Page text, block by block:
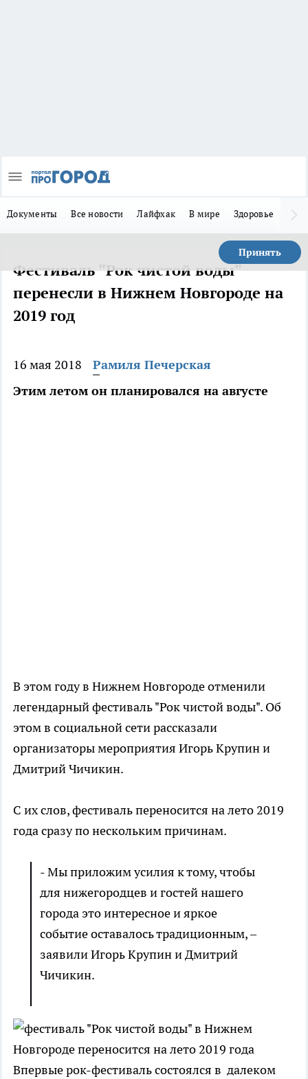
Документы Все новости Лайфхак В мире Здоровье
Принять
Фестиваль "Рок чистой воды"
перенесли в Нижнем Новгороде на
2019 год
16 мая 2018
Рамиля Печерская
Этим летом он планировался на августе
В этом году в Нижнем Новгороде отменили
легендарный фестиваль "Рок чистой воды". Об
этом в социальной сети рассказали
организаторы мероприятия Игорь Крупин и
Дмитрий Чичикин.
С их слов, фестиваль переносится на лето 2019
года сразу по нескольким причинам.
- Мы приложим усилия к тому, чтобы
для нижегородцев и гостей нашего
города это интересное и яркое
событие оставалось традиционным, –
заявили Игорь Крупин и Дмитрий
Чичикин.
Впервые рок-фестиваль состоялся в далеком